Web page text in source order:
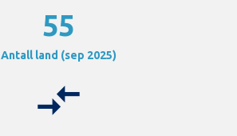
55
Antall land (sep 2025)
compare_arrows